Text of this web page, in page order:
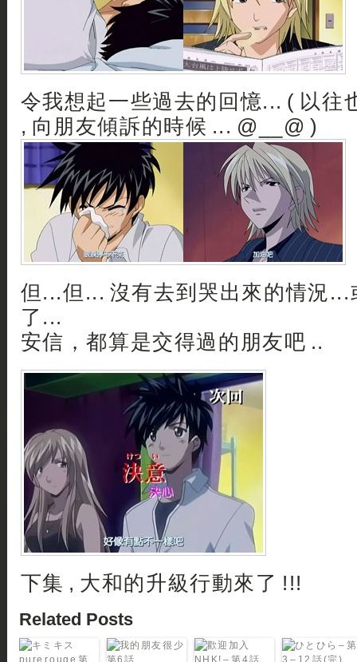
令我想起一些過去的回憶... ( 以往
, 向朋友傾訴的時候 ... @__@ )
但...但... 沒有去到哭出來的情況...
了...
安信，都算是交得過的朋友吧 ..
下集 , 大和的升級行動來了 !!!
Related Posts